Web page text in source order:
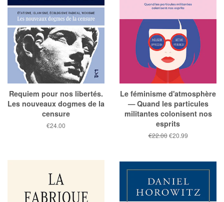
Requiem pour nos libertés.
Les nouveaux dogmes de la
censure
Prix
€24.00
Le féminisme d'atmosphère
— Quand les particules
militantes colonisent nos
esprits
Prix
€22.00 Prix
€20.99